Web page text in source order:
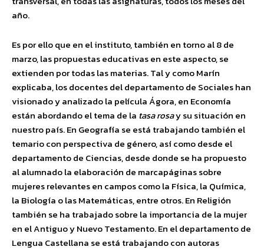
año.
Es por ello que en el instituto, también en torno al 8 de
marzo, las propuestas educativas en este aspecto, se
extienden por todas las materias. Tal y como Marín
explicaba, los docentes del departamento de Sociales han
visionado y analizado la película Ágora, en Economía
están abordando el tema de la tasa rosay su situación en
nuestro país. En Geografía se está trabajando también el
temario con perspectiva de género, así como desde el
departamento de Ciencias, desde donde se ha propuesto
al alumnado la elaboración de marcapáginas sobre
mujeres relevantes en campos como la Física, la Química,
la Biología o las Matemáticas, entre otros. En Religión
también se ha trabajado sobre la importancia de la mujer
en el Antiguo y Nuevo Testamento. En el departamento de
Lengua Castellana se está trabajando con autoras